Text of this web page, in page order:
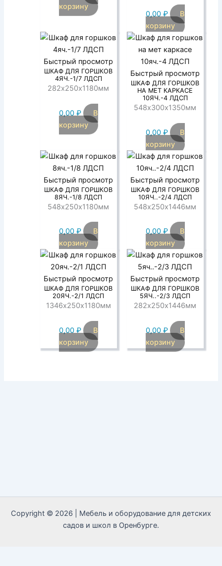
корзину
0,00 ₽
В
корзину
Быстрый просмотр
ШКАФ ДЛЯ ГОРШКОВ
4ЯЧ.-1/7 ЛДСП
282х250х1180мм
0,00 ₽
В
корзину
Быстрый просмотр
ШКАФ ДЛЯ ГОРШКОВ
НА МЕТ КАРКАСЕ
10ЯЧ.-4 ЛДСП
548х300х1350мм
0,00 ₽
В
корзину
Быстрый просмотр
ШКАФ ДЛЯ ГОРШКОВ
8ЯЧ.-1/8 ЛДСП
548х250х1180мм
0,00 ₽
В
корзину
Быстрый просмотр
ШКАФ ДЛЯ ГОРШКОВ
10ЯЧ..-2/4 ЛДСП
548х250х1446мм
0,00 ₽
В
корзину
Быстрый просмотр
ШКАФ ДЛЯ ГОРШКОВ
20ЯЧ.-2/1 ЛДСП
1346х250х1180мм
0,00 ₽
В
корзину
Быстрый просмотр
ШКАФ ДЛЯ ГОРШКОВ
5ЯЧ..-2/3 ЛДСП
282х250х1446мм
0,00 ₽
В
корзину
Copyright © 2026 | Мебель и оборудование для детских
садов и школ в Оренбурге.